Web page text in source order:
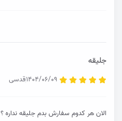
جلیقه
1404/06/09قدسی
الان هر کدوم سفارش بدم جلیقه نداره ؟